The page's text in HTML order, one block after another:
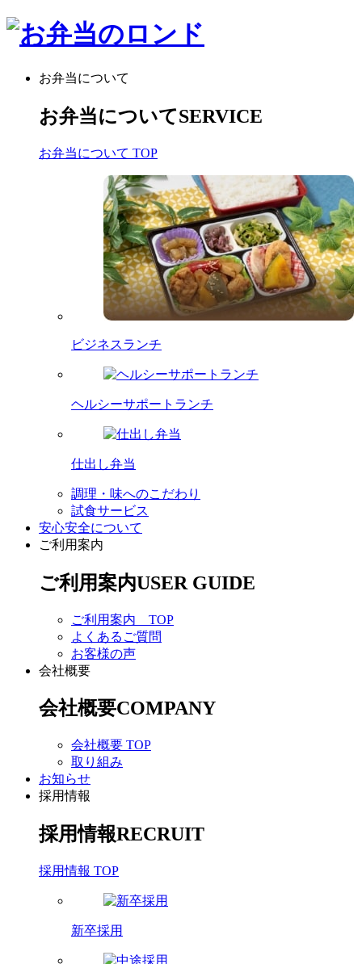
お弁当について
お弁当についてSERVICE
お弁当について TOP
ビジネスランチ
ヘルシーサポートランチ
仕出し弁当
調理・味へのこだわり
試食サービス
安心安全について
ご利用案内
ご利用案内USER GUIDE
ご利用案内 TOP
よくあるご質問
お客様の声
会社概要
会社概要COMPANY
会社概要 TOP
取り組み
お知らせ
採用情報
採用情報RECRUIT
採用情報 TOP
新卒採用